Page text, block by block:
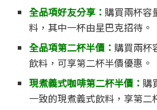
全品項好友分享：購買兩杯容
料，其中一杯由星巴克招待。
全品項第二杯半價：購買兩杯
飲料，可享第二杯半價優惠。
現煮義式咖啡第二杯半價：購
一致的現煮義式飲料，享第二